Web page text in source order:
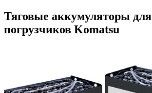
Тяговые аккумуляторы для
погрузчиков Komatsu